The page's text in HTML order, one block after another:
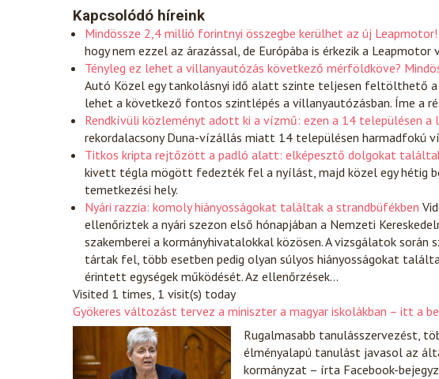
Kapcsolódó híreink
Mindössze 2,4 millió forintnyi összegbe kerülhet az új Leapmotor!
hogy nem ezzel az árazással, de Európába is érkezik a
Tényleg ez lehet a villanyautózás következő mérföldköve?
Autó Közel egy tankolásnyi idő alatt szinte teljesen feltölthető
lehet a következő fontos szintlépés a villanyautózásban. Íme a
Rendkívüli közleményt adott ki a vízmű: ezen a 14 településen
rekordalacsony Duna-vízállás miatt 14 településen harmadfokú
Titkos kripta rejtőzött a padló alatt: elképesztő dolgokat
kivett tégla mögött fedezték fel a nyílást, majd közel egy hétig
temetkezési hely.
Nyári razzia: komoly hiányosságokat találtak a strandbüfékben
ellenőriztek a nyári szezon első hónapjában a Nemzeti
szakemberei a kormányhivatalokkal közösen. A vizsgálatok
tártak fel, több esetben pedig olyan súlyos hiányosságokat
érintett egységek működését. Az ellenőrzések…
Visited 1 times, 1 visit(s) today
Gyökeres változást tervez a miniszter a magyar iskolákban – itt a
Rugalmasabb tanulásszervezést,
élményalapú tanulást javasol az
kormányzat – írta Facebook-